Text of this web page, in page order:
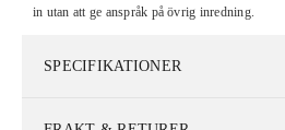
in utan att ge anspråk på övrig inredning.
SPECIFIKATIONER